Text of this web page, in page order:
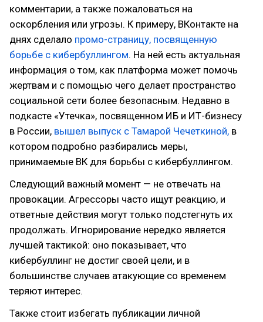
комментарии, а также пожаловаться на
оскорбления или угрозы. К примеру, ВКонтакте на
днях сделало промо-страницу, посвященную
борьбе с кибербуллингом. На ней есть актуальная
информация о том, как платформа может помочь
жертвам и с помощью чего делает пространство
социальной сети более безопасным. Недавно в
подкасте «Утечка», посвященном ИБ и ИТ-бизнесу
в России, вышел выпуск с Тамарой Чечеткиной, в
котором подробно разбирались меры,
принимаемые ВК для борьбы с кибербуллингом.
Следующий важный момент — не отвечать на
провокации. Агрессоры часто ищут реакцию, и
ответные действия могут только подстегнуть их
продолжать. Игнорирование нередко является
лучшей тактикой: оно показывает, что
кибербуллинг не достиг своей цели, и в
большинстве случаев атакующие со временем
теряют интерес.
Также стоит избегать публикации личной